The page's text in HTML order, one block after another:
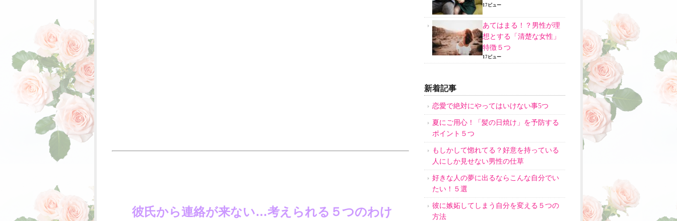
彼氏から連絡が来ない…考えられる５つのわけ
17ビュー
あてはまる！？男性が理
想とする「清楚な女性」
特徴５つ
17ビュー
新着記事
恋愛で絶対にやってはいけない事5つ
夏にご用心！「髪の日焼け」を予防する
ポイント５つ
もしかして惚れてる？好意を持っている
人にしか見せない男性の仕草
好きな人の夢に出るならこんな自分でい
たい！５選
彼に嫉妬してしまう自分を変える５つの
方法